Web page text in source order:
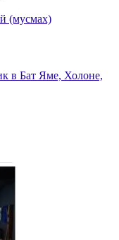
(мусмах)
в Бат Яме, Холоне,